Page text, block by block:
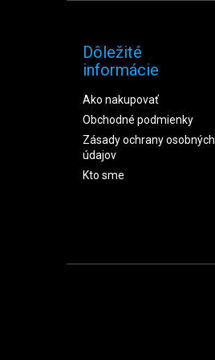
Dôležité
informácie
Ako nakupovať
Obchodné podmienky
Zásady ochrany osobných
údajov
Kto sme